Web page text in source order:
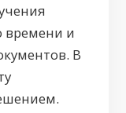
времени и
В